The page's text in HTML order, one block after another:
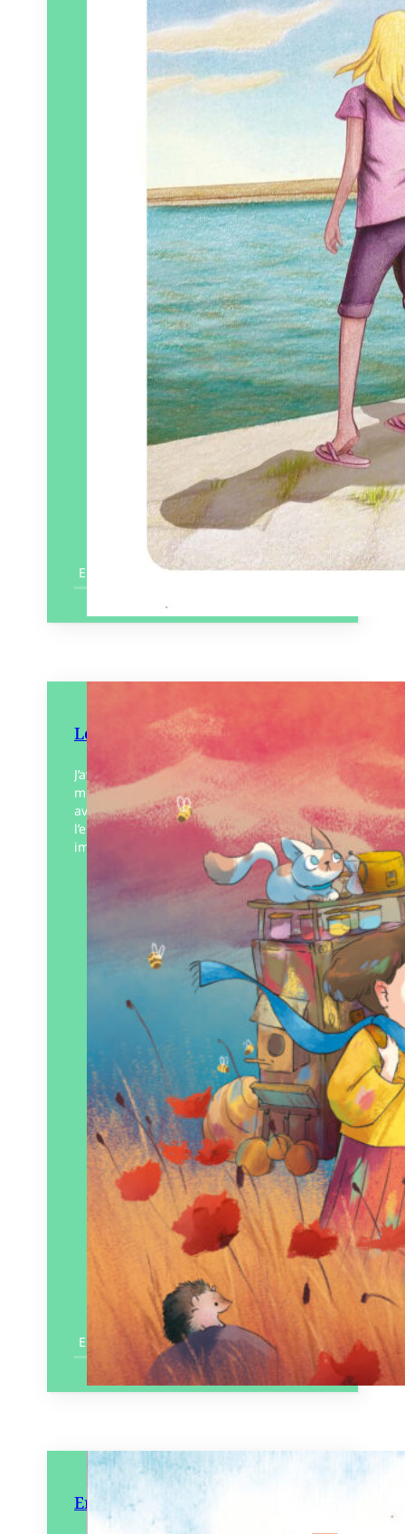
En savoir plus
Les Merveilles
J’avais vu toutes les merveilles du
monde… Rentrez dans l’univers d’un papa
aventurier, ouvert aux manifestations qui
l’entourent, de la plus incroyable à la plus
imperceptible jusqu’à ce…
Plumes de Bourdon
En savoir plus
En vacances Chnourka !